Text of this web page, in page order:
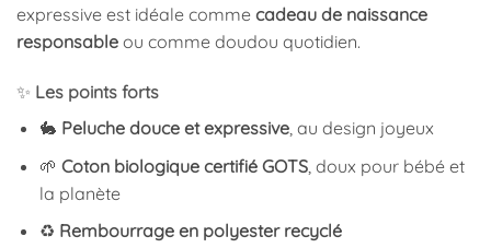
expressive est idéale comme cadeau de naissance
responsable ou comme doudou quotidien.
✨ Les points forts
🐇 Peluche douce et expressive, au design joyeux
🌱 Coton biologique certifié GOTS, doux pour bébé et
la planète
♻️ Rembourrage en polyester recyclé